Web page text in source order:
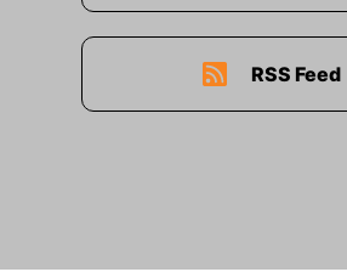
RSS Feed